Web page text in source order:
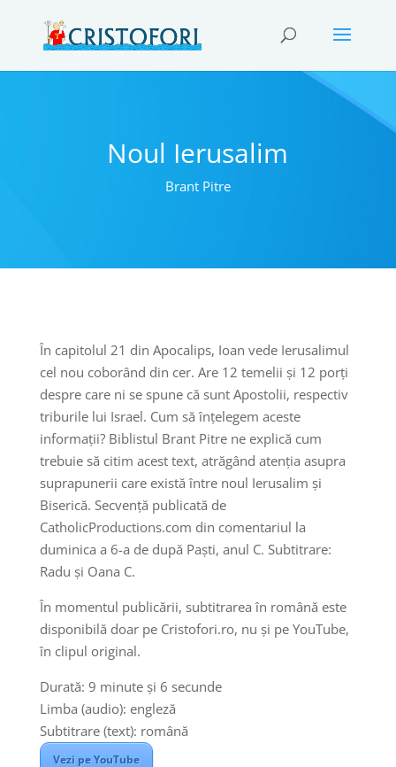
Noul Ierusalim
Brant Pitre
În capitolul 21 din Apocalips, Ioan vede Ierusalimul
cel nou coborând din cer. Are 12 temelii și 12 porți
despre care ni se spune că sunt Apostolii, respectiv
triburile lui Israel. Cum să înțelegem aceste
informații? Biblistul Brant Pitre ne explică cum
trebuie să citim acest text, atrăgând atenția asupra
suprapunerii care există între noul Ierusalim și
Biserică. Secvență publicată de
CatholicProductions.com din comentariul la
duminica a 6-a de după Paști, anul C. Subtitrare:
Radu și Oana C.
În momentul publicării, subtitrarea în română este
disponibilă doar pe Cristofori.ro, nu și pe YouTube,
în clipul original.
Durată: 9 minute și 6 secunde
Limba (audio): engleză
Subtitrare (text): română
Vezi pe YouTube